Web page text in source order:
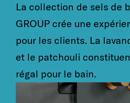
La collection de sels de
GROUP crée une
pour les clients. La
et le patchouli
régal pour le bain.